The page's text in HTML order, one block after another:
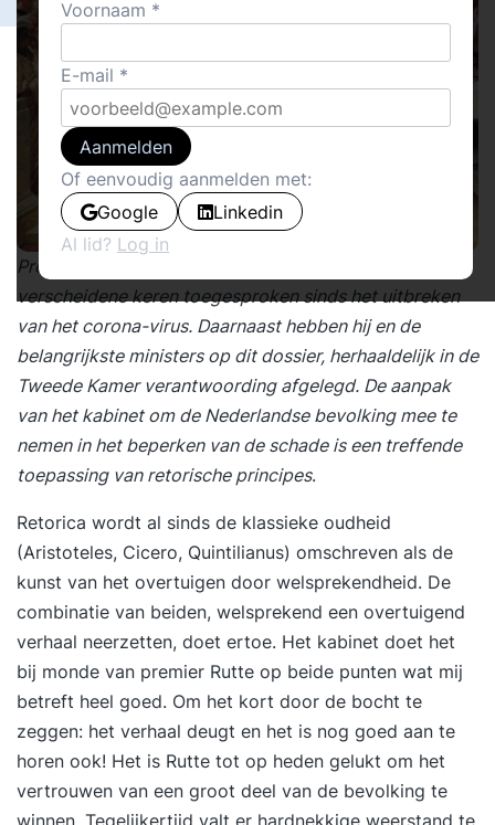
Premier Rutte heeft ons, inwoners van Nederland, nu
verscheidene keren toegesproken sinds het uitbreken
van het corona-virus. Daarnaast hebben hij en de
belangrijkste ministers op dit dossier, herhaaldelijk in de
Tweede Kamer verantwoording afgelegd. De aanpak
van het kabinet om de Nederlandse bevolking mee te
nemen in het beperken van de schade is een treffende
toepassing van retorische principes.
Retorica wordt al sinds de klassieke oudheid
(Aristoteles, Cicero, Quintilianus) omschreven als de
kunst van het overtuigen door welsprekendheid. De
combinatie van beiden, welsprekend een overtuigend
verhaal neerzetten, doet ertoe. Het kabinet doet het
bij monde van premier Rutte op beide punten wat mij
betreft heel goed. Om het kort door de bocht te
zeggen: het verhaal deugt en het is nog goed aan te
horen ook! Het is Rutte tot op heden gelukt om het
vertrouwen van een groot deel van de bevolking te
winnen. Tegelijkertijd valt er hardnekkige weerstand te
Voornaam
E-mail
Aanmelden
Of eenvoudig aanmelden met:
Google
Linkedin
Al lid? Log in